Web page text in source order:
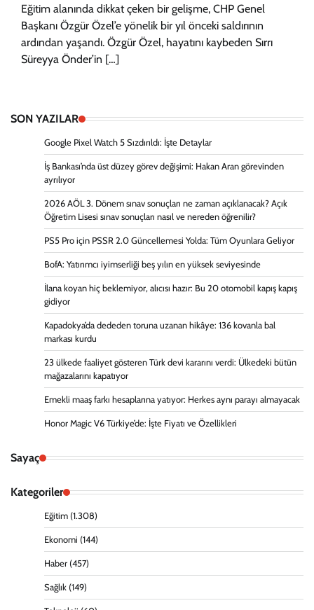
Eğitim alanında dikkat çeken bir gelişme, CHP Genel
Başkanı Özgür Özel’e yönelik bir yıl önceki saldırının
ardından yaşandı. Özgür Özel, hayatını kaybeden Sırrı
Süreyya Önder’in […]
SON YAZILAR
Google Pixel Watch 5 Sızdırıldı: İşte Detaylar
İş Bankası’nda üst düzey görev değişimi: Hakan Aran görevinden
ayrılıyor
2026 AÖL 3. Dönem sınav sonuçları ne zaman açıklanacak? Açık
Öğretim Lisesi sınav sonuçları nasıl ve nereden öğrenilir?
PS5 Pro için PSSR 2.0 Güncellemesi Yolda: Tüm Oyunlara Geliyor
BofA: Yatırımcı iyimserliği beş yılın en yüksek seviyesinde
İlana koyan hiç beklemiyor, alıcısı hazır: Bu 20 otomobil kapış kapış
gidiyor
Kapadokya’da dededen toruna uzanan hikâye: 136 kovanla bal
markası kurdu
23 ülkede faaliyet gösteren Türk devi kararını verdi: Ülkedeki bütün
mağazalarını kapatıyor
Emekli maaş farkı hesaplarına yatıyor: Herkes aynı parayı almayacak
Honor Magic V6 Türkiye’de: İşte Fiyatı ve Özellikleri
Sayaç
Kategoriler
Eğitim (1.308)
Ekonomi (144)
Haber (457)
Sağlık (149)